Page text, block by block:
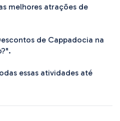
melhores atrações de
de Cappadocia na
essas atividades até